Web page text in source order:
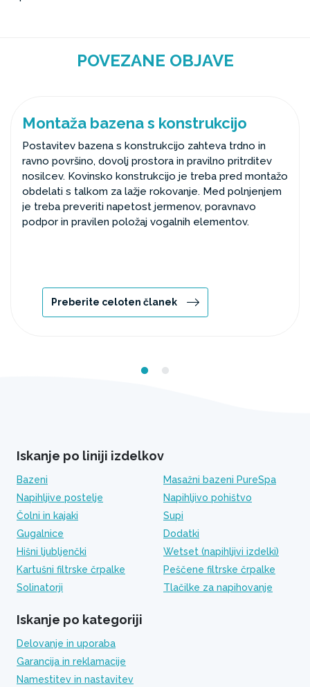
POVEZANE OBJAVE
Montaža bazena s konstrukcijo
Postavitev bazena s konstrukcijo zahteva trdno in
ravno površino, dovolj prostora in pravilno pritrditev
nosilcev. Kovinsko konstrukcijo je treba pred montažo
obdelati s talkom za lažje rokovanje. Med polnjenjem
je treba preveriti napetost jermenov, poravnavo
podpor in pravilen položaj vogalnih elementov.
Preberite celoten članek
Iskanje po liniji izdelkov
Bazeni
Masažni bazeni PureSpa
Napihljive postelje
Napihljivo pohištvo
Čolni in kajaki
Supi
Gugalnice
Dodatki
Hišni ljubljenčki
Wetset (napihljivi izdelki)
Kartušni filtrske črpalke
Peščene filtrske črpalke
Solinatorji
Tlačilke za napihovanje
Iskanje po kategoriji
Delovanje in uporaba
Garancija in reklamacije
Namestitev in nastavitev